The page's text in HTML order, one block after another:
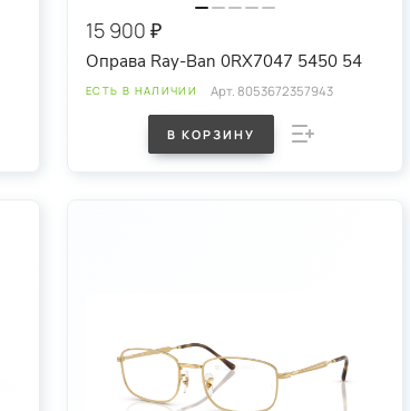
15 900 ₽
Оправа Ray-Ban 0RX7047 5450 54
ЕСТЬ В НАЛИЧИИ Арт.8053672357943
В КОРЗИНУ